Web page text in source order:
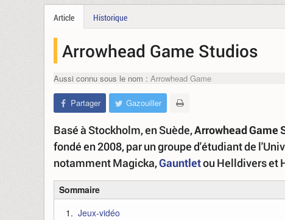
Article Historique
Arrowhead Game Studios
Aussi connu sous le nom : Arrowhead Game
Partager Gazouiller
Basé à Stockholm, en Suède,Arrowhead Game
fondé en 2008, par un groupe d'étudiant de
notamment Magicka,Gauntletou Helldivers et
Sommaire
Jeux-vidéo